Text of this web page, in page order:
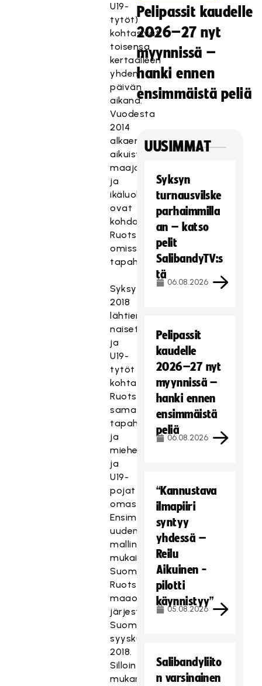
U19-
tytöt)
kohtasivat
toisensa
kertaalleen
yhden
päivän
aikana.
Vuodesta
2014
alkaen
aikuisten
maajoukkueet
ja
ikäluokkamaajoukkueet
ovat
kohdanneet
Ruotsin
omissa
tapahtumissaan.
Syksystä
2018
lähtien
naiset
ja
U19-
tytöt
kohtaavat
Ruotsin
samassa
tapahtumassa
ja
miehet
ja
U19-
pojat
omassaan.
Ensimmäinen
uuden
mallin
mukainen
Suomi-
Ruotsi-
maaottelutapahtuma
järjestetään
Suomessa
syyskuussa
2018.
Silloin
mukana
Pelipassit kaudelle
2026–27 nyt
myynnissä –
hanki ennen
ensimmäistä peliä
UUSIMMAT
Syksyn
turnausvilske
parhaimmilla
an – katso
pelit
SalibandyTV:s
tä
06.08.2026
Pelipassit
kaudelle
2026–27 nyt
myynnissä –
hanki ennen
ensimmäistä
peliä
06.08.2026
“Kannustava
ilmapiiri
syntyy
yhdessä –
Reilu
Aikuinen -
pilotti
käynnistyy”
05.08.2026
Salibandyliito
n varsinainen